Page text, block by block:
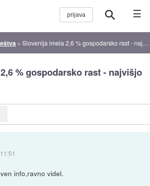
☰
»Slovenija imela 2,6 % gospodarsko rast - najvišjo v EU
% gospodarsko rast - najvišjo
info,ravno videl.